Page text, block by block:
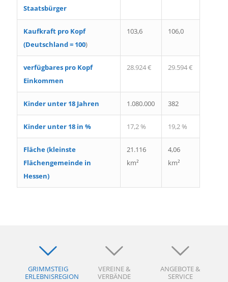
Staatsbürger
Kaufkraft pro Kopf
(Deutschland = 100)
103,6 106,0
verfügbares pro Kopf
Einkommen
28.924 € 29.594 €
Kinder unter 18 Jahren 1.080.000 382
Kinder unter 18 in % 17,2 % 19,2 %
Fläche (kleinste
Flächengemeinde in
Hessen)
21.116
km²
4,06
km²
GRIMMSTEIG
ERLEBNISREGION
VEREINE &
VERBÄNDE
ANGEBOTE &
SERVICE